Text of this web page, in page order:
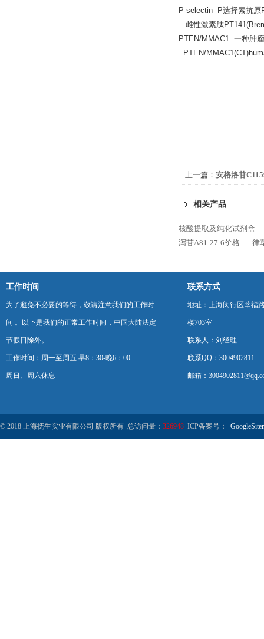
P-selectin P选择素抗
雌性激素肽
PTEN/MMAC1 一种肿
PTEN/
上一篇： 安格洛苷
相关产品
核酸提取及纯化试剂盒
泻苷A81-27-6价格
律
工作时间
为了避免不必要的等待，敬请注意我们的工作时
间 。以下是我们的正常工作时间，中国大陆法定
节假日除外。
工作时间：周一至周五 早8：30-晚6：00
周日、周六休息
联系方式
地址：上海闵行区莘福
楼703室
联系人：刘经理
联系QQ：3004902811
邮箱：
© 2018 上海抚生实业有限公司 版权所有 总访问量： 326948 ICP备案号：